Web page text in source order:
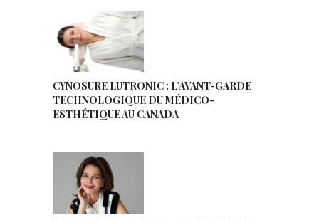
CYNOSURE LUTRONIC : L’AVANT-GARDE
TECHNOLOGIQUE DU MÉDICO-
ESTHÉTIQUE AU CANADA